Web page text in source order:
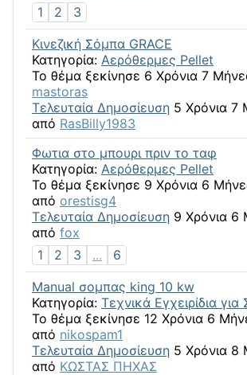
1
2
3
Κινεζική Σόμπα GRACE
Κατηγορία: Αερόθερμες Pellet
Το θέμα ξεκίνησε 6 Χρόνια 7
mastoras
Τελευταία Δημοσίευση 5 Χρόνια 7
από RasBilly1983
Φωτια στο μπουρι πριν το ταφ
Κατηγορία: Αερόθερμες Pellet
Το θέμα ξεκίνησε 9 Χρόνια 6
από orestisg4
Τελευταία Δημοσίευση 9 Χρόνια 6
από fox
1
2 3 ...
6
Μanual σομπας king 10 kw
Κατηγορία: Τεχνικά Εγχειρίδια
Το θέμα ξεκίνησε 12 Χρόνια 6
από nikospam1
Τελευταία Δημοσίευση 5 Χρόνια 8
από ΚΩΣΤΑΣ ΠΗΧΑΣ